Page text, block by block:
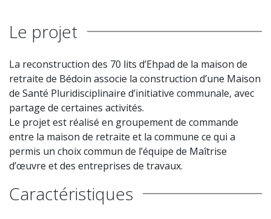
Le projet
La reconstruction des 70 lits d’Ehpad de la maison de
retraite de Bédoin associe la construction d’une Maison
de Santé Pluridisciplinaire d’initiative communale, avec
partage de certaines activités.
Le projet est réalisé en groupement de commande
entre la maison de retraite et la commune ce qui a
permis un choix commun de l’équipe de Maîtrise
d’œuvre et des entreprises de travaux.
Caractéristiques